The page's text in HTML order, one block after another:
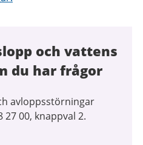
och vattens
du har frågor
avloppsstörningar
00, knappval 2.